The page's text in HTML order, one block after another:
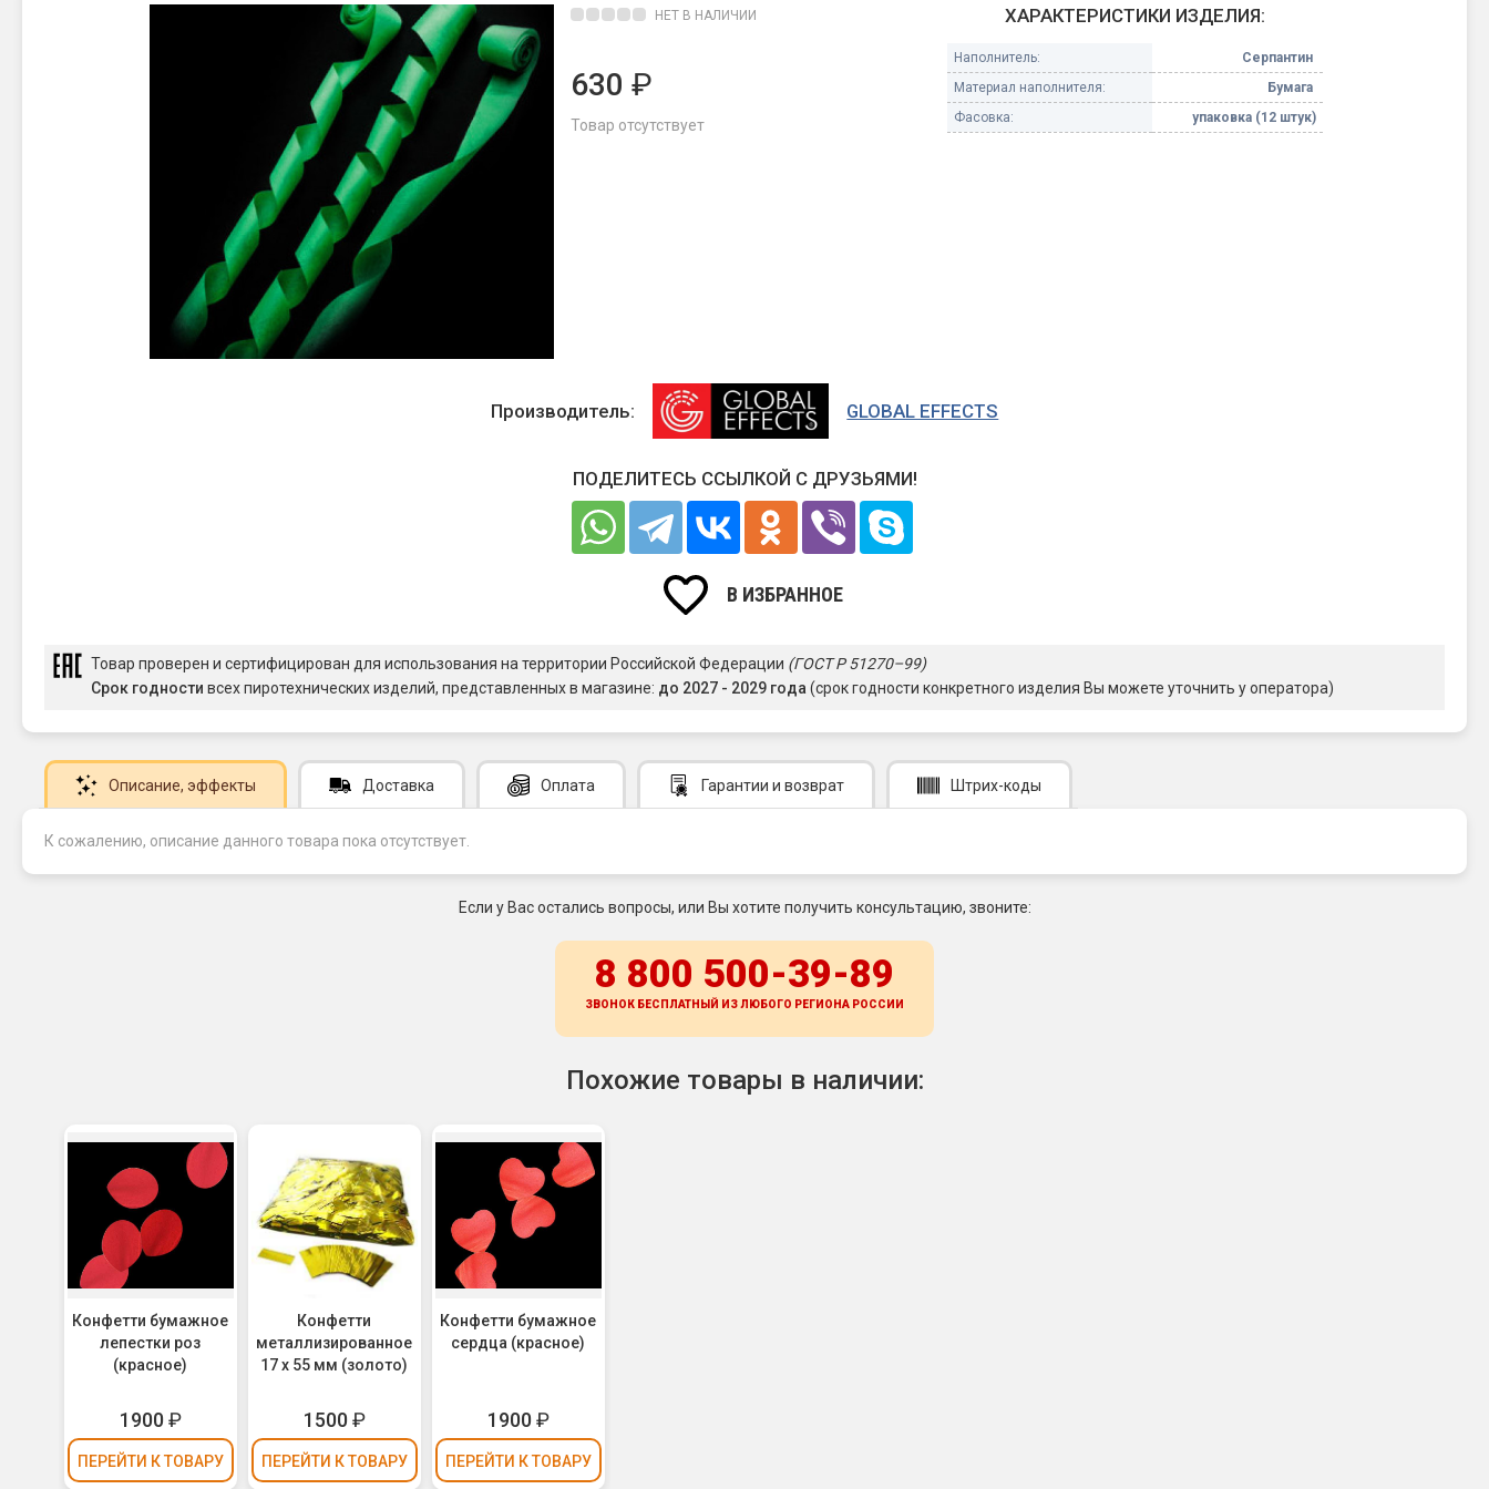
Батареи салютов
Маленькие фейерверки
Петарды
Терочные
Фитильные
Лимонки, гранаты
Корсары
Летающие и наземные
Факелы цветного огня
Сигнальная пиротехника
Ракеты
Фестивальные шары
Небесные фонарики
НЕТ В НАЛИЧИИ
630 ₽
Товар отсутствует
ХАРАКТЕРИСТИКИ ИЗДЕЛИЯ:
Наполнитель:
Серпантин
Материал наполнителя:
Бумага
Фасовка:
упаковка (12 штук)
Производитель: GLOBAL EFFECTS
ПОДЕЛИТЕСЬ ССЫЛКОЙ С ДРУЗЬЯМИ!
В ИЗБРАННОЕ
Товар проверен и сертифицирован для использования на территории Российской Федерации (ГОСТ Р 51270–99)
Срок годности всех пиротехнических изделий, представленных в магазине: до 2027 - 2029 года(срок годности конкретного изделия Вы можете уточнить у оператора)
Описание, эффекты Доставка Оплата Гарантии и возврат Штрих-коды
К сожалению, описание данного товара пока отсутствует.
Если у Вас остались вопросы, или Вы хотите получить консультацию, звоните:
8 800 500-39-89
ЗВОНОК БЕСПЛАТНЫЙ ИЗ ЛЮБОГО РЕГИОНА РОССИИ
Похожие товары в наличии:
Конфетти бумажное
лепестки роз
(красное)
1900₽
ПЕРЕЙТИ К ТОВАРУ
Конфетти
металлизированное
17 х 55 мм (золото)
1500₽
ПЕРЕЙТИ К ТОВАРУ
Конфетти бумажное
сердца (красное)
1900₽
ПЕРЕЙТИ К ТОВАРУ